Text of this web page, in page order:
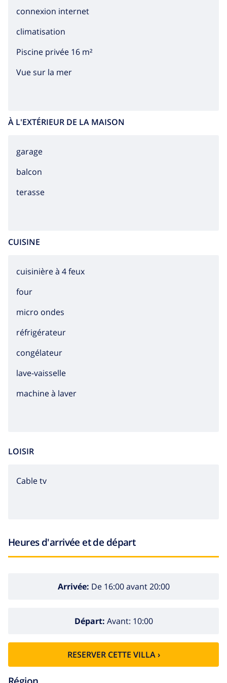
font de la Costa Brava une région de vacances très
fréquentée et à multiples facettes. Attirés par ces
calme et sérénité dans cette région de la côte
espagnole.
connexion internet
climatisation
Piscine privée 16 m²
Vue sur la mer
À L'EXTÉRIEUR DE LA MAISON
garage
balcon
terasse
CUISINE
cuisinière à 4 feux
four
micro ondes
réfrigérateur
congélateur
lave-vaisselle
machine à laver
LOISIR
Cable tv
Heures d'arrivée et de départ
Arrivée: De 16:00 avant 20:00
Départ: Avant: 10:00
RESERVER CETTE VILLA ›